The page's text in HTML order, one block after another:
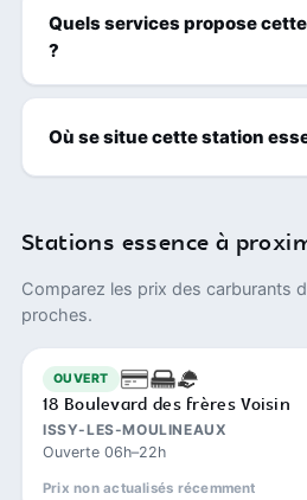
Quels services propose
?
Où se situe cette station
Stations essence à
Comparez les prix des carburants
proches.
OUVERT
18 Boulevard des frères Voisin
ISSY-LES-MOULINEAUX
Ouverte 06h–22h
Prix non actualisés récemment